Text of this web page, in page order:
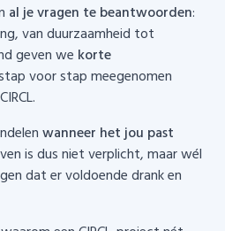
al je vragen te beantwoorden:
van duurzaamheid tot
geven we korte
voor stap meegenomen
wanneer het jou past
is dus niet verplicht, maar wél
dat er voldoende drank en